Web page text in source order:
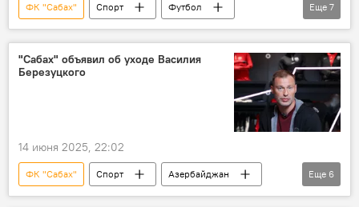
ФК "Сабах" Спорт
Футбол
Азербайджан
Баку
главный тренер
наставник
помощник
Еще 7
"Сабах" объявил об уходе Василия
Березуцкого
14 июня 2025, 22:02
ФК "Сабах" Спорт
Азербайджан
Футбол
Тренер наставник
Еще 6